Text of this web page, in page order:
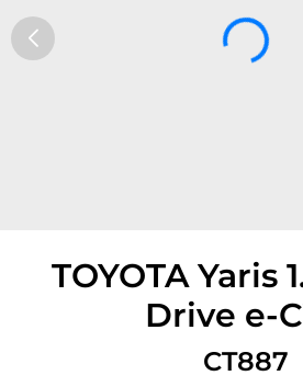
TOYOTA Yaris
Drive e-
CT887